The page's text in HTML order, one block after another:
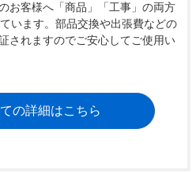
お客様へ「商品」「工事」の両方
います。部品交換や出張費などの
されますのでご安心してご使用い
の詳細はこちら